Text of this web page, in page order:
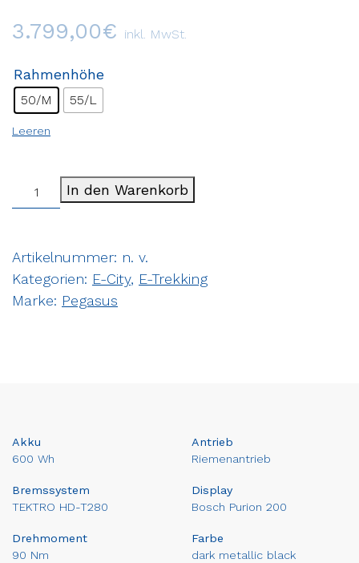
3.799,00€ inkl. MwSt.
Rahmenhöhe
50/M 55/L
Leeren
In den Warenkorb
Artikelnummer: n. v.
Kategorien: E-City, E-Trekking
Marke: Pegasus
Akku
600 Wh
Antrieb
Riemenantrieb
Bremssystem
TEKTRO HD-T280
Display
Bosch Purion 200
Drehmoment
90 Nm
Farbe
dark metallic black